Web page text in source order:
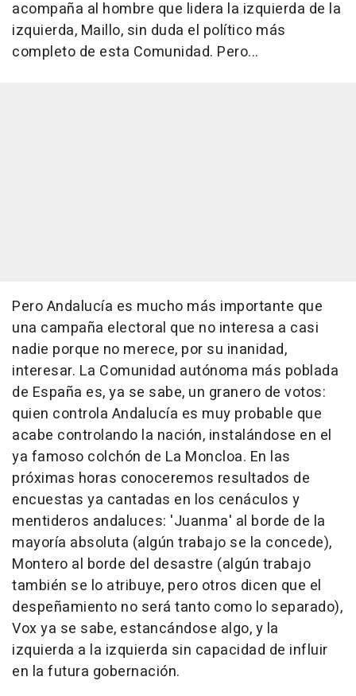
acompaña al hombre que lidera la izquierda de la
izquierda, Maillo, sin duda el político más
completo de esta Comunidad. Pero...
Pero Andalucía es mucho más importante que
una campaña electoral que no interesa a casi
nadie porque no merece, por su inanidad,
interesar. La Comunidad autónoma más poblada
de España es, ya se sabe, un granero de votos:
quien controla Andalucía es muy probable que
acabe controlando la nación, instalándose en el
ya famoso colchón de La Moncloa. En las
próximas horas conoceremos resultados de
encuestas ya cantadas en los cenáculos y
mentideros andaluces: 'Juanma' al borde de la
mayoría absoluta (algún trabajo se la concede),
Montero al borde del desastre (algún trabajo
también se lo atribuye, pero otros dicen que el
despeñamiento no será tanto como lo separado),
Vox ya se sabe, estancándose algo, y la
izquierda a la izquierda sin capacidad de influir
en la futura gobernación.